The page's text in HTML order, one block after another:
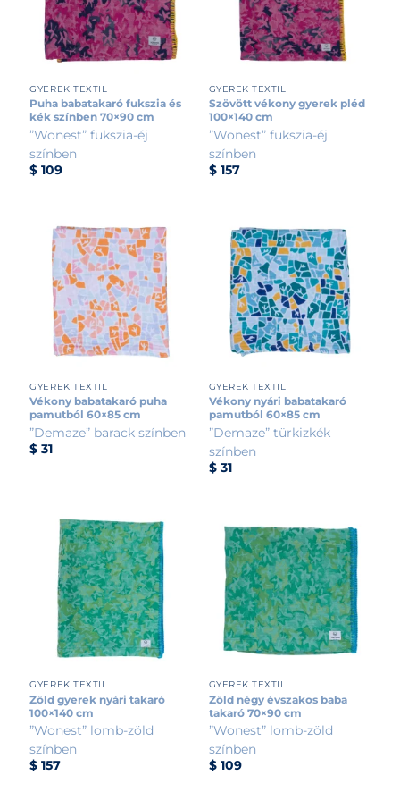
GYEREK TEXTIL
Puha babatakaró fukszia és
kék színben 70×90 cm
”Wonest” fukszia-éj
színben
$ 109
GYEREK TEXTIL
Szövött vékony gyerek pléd
100×140 cm
”Wonest” fukszia-éj
színben
$157
GYEREK TEXTIL
Vékony babatakaró puha
pamutból 60×85 cm
”Demaze” barack színben
$ 31
GYEREK TEXTIL
Vékony nyári babatakaró
pamutból 60×85 cm
”Demaze” türkizkék
színben
$31
GYEREK TEXTIL
Zöld gyerek nyári takaró
100×140 cm
”Wonest” lomb-zöld
színben
$ 157
GYEREK TEXTIL
Zöld négy évszakos baba
takaró 70×90 cm
”Wonest” lomb-zöld
színben
$109